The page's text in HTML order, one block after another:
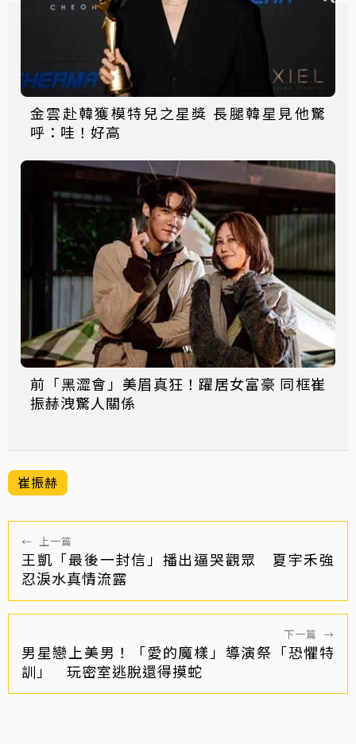
金雲赴韓獲模特兒之星獎 長腿韓星見他驚
呼：哇！好高
前「黑澀會」美眉真狂！躍居女富豪 同框崔
振赫洩驚人關係
崔振赫
← 上一篇
王凱「最後一封信」播出逼哭觀眾 夏宇禾強
忍淚水真情流露
下一篇 →
男星戀上美男！「愛的魔樣」導演祭「恐懼特
訓」 玩密室逃脫還得摸蛇